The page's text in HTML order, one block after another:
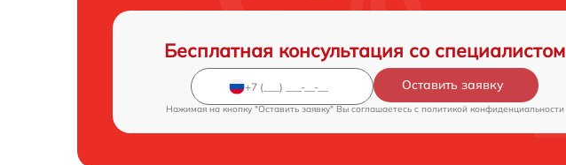
Бесплатная консультация со специалистом
Оставить заявку
Нажимая на кнопку "Оставить заявку" Вы соглашаетесь c политикой конфиденциальности